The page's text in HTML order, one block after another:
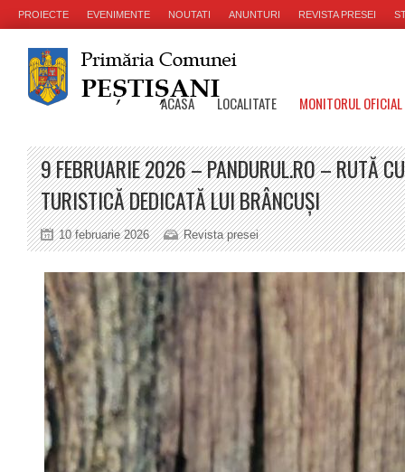
PROIECTE EVENIMENTE NOUTATI ANUNTURI REVISTA PRESEI
ACASA LOCALITATE MONITORUL
9 FEBRUARIE 2026 – PANDURUL.RO – RUTĂ
TURISTICĂ DEDICATĂ LUI BRÂNCUȘI
10 februarie 2026 Revista presei